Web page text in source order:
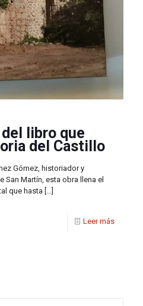
libro que
del Castillo
Gómez, historiador y
San Martín, esta obra llena el
que hasta […]
Leer más